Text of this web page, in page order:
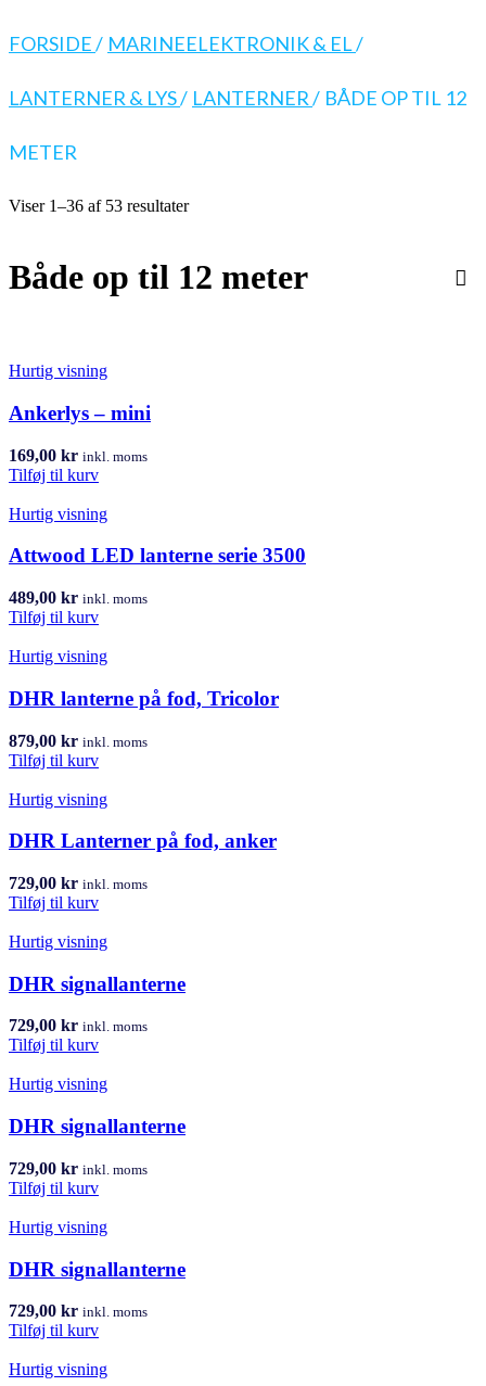
FORSIDE/ MARINEELEKTRONIK & EL/
LANTERNER & LYS/ LANTERNER/ BÅDE OP TIL 12
METER
Viser 1–36 af 53 resultater
Både op til 12 meter
Hurtig visning
Ankerlys – mini
169,00 kr inkl. moms
Tilføj til kurv
Hurtig visning
Attwood LED lanterne serie 3500
489,00 kr inkl. moms
Tilføj til kurv
Hurtig visning
DHR lanterne på fod, Tricolor
879,00 kr inkl. moms
Tilføj til kurv
Hurtig visning
DHR Lanterner på fod, anker
729,00 kr inkl. moms
Tilføj til kurv
Hurtig visning
DHR signallanterne
729,00 kr inkl. moms
Tilføj til kurv
Hurtig visning
DHR signallanterne
729,00 kr inkl. moms
Tilføj til kurv
Hurtig visning
DHR signallanterne
729,00 kr inkl. moms
Tilføj til kurv
Hurtig visning